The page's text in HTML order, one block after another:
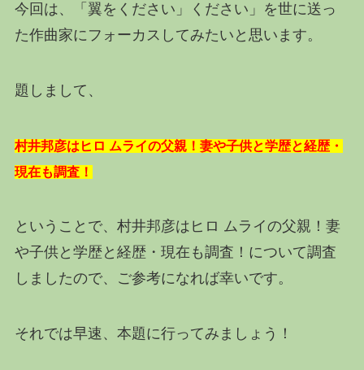
今回は、「翼をください」ください」を世に送っ
た作曲家にフォーカスしてみたいと思います。
題しまして、
村井邦彦はヒロ ムライの父親！妻や子供と学歴と経歴・
現在も調査！
ということで、村井邦彦はヒロ ムライの父親！妻
や子供と学歴と経歴・現在も調査！について調査
しましたので、ご参考になれば幸いです。
それでは早速、本題に行ってみましょう！